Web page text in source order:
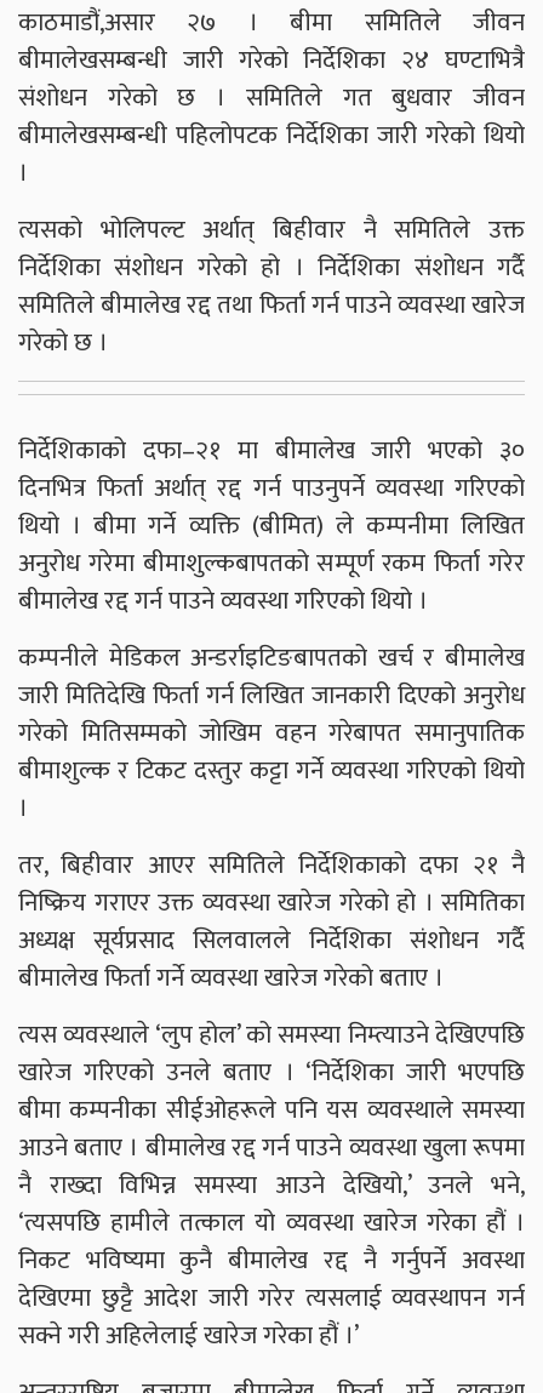
काठमाडौं,असार २७ । बीमा समितिले जीवन
बीमालेखसम्बन्धी जारी गरेको निर्देशिका २४ घण्टाभित्रै
संशोधन गरेको छ । समितिले गत बुधवार जीवन
बीमालेखसम्बन्धी पहिलोपटक निर्देशिका जारी गरेको थियो
।
त्यसको भोलिपल्ट अर्थात् बिहीवार नै समितिले उक्त
निर्देशिका संशोधन गरेको हो । निर्देशिका संशोधन गर्दै
समितिले बीमालेख रद्द तथा फिर्ता गर्न पाउने व्यवस्था खारेज
गरेको छ ।
निर्देशिकाको दफा–२१ मा बीमालेख जारी भएको ३०
दिनभित्र फिर्ता अर्थात् रद्द गर्न पाउनुपर्ने व्यवस्था गरिएको
थियो । बीमा गर्ने व्यक्ति (बीमित) ले कम्पनीमा लिखित
अनुरोध गरेमा बीमाशुल्कबापतको सम्पूर्ण रकम फिर्ता गरेर
बीमालेख रद्द गर्न पाउने व्यवस्था गरिएको थियो ।
कम्पनीले मेडिकल अन्डर्राइटिङबापतको खर्च र बीमालेख
जारी मितिदेखि फिर्ता गर्न लिखित जानकारी दिएको अनुरोध
गरेको मितिसम्मको जोखिम वहन गरेबापत समानुपातिक
बीमाशुल्क र टिकट दस्तुर कट्टा गर्ने व्यवस्था गरिएको थियो
।
तर, बिहीवार आएर समितिले निर्देशिकाको दफा २१ नै
निष्क्रिय गराएर उक्त व्यवस्था खारेज गरेको हो । समितिका
अध्यक्ष सूर्यप्रसाद सिलवालले निर्देशिका संशोधन गर्दै
बीमालेख फिर्ता गर्ने व्यवस्था खारेज गरेको बताए ।
त्यस व्यवस्थाले ‘लुप होल’ को समस्या निम्त्याउने देखिएपछि
खारेज गरिएको उनले बताए । ‘निर्देशिका जारी भएपछि
बीमा कम्पनीका सीईओहरूले पनि यस व्यवस्थाले समस्या
आउने बताए । बीमालेख रद्द गर्न पाउने व्यवस्था खुला रूपमा
नै राख्दा विभिन्न समस्या आउने देखियो,’ उनले भने,
‘त्यसपछि हामीले तत्काल यो व्यवस्था खारेज गरेका हौं ।
निकट भविष्यमा कुनै बीमालेख रद्द नै गर्नुपर्ने अवस्था
देखिएमा छुट्टै आदेश जारी गरेर त्यसलाई व्यवस्थापन गर्न
सक्ने गरी अहिलेलाई खारेज गरेका हौं ।’